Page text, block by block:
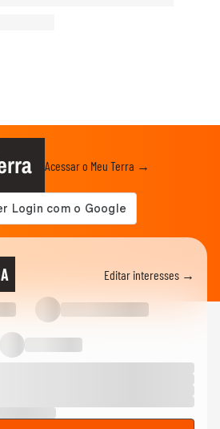
Acessar o Meu Terra →
Editar interesses →